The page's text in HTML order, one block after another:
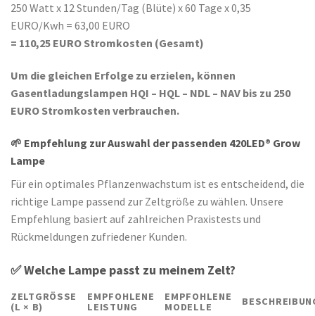
250 Watt x 12 Stunden/Tag (Blüte) x 60 Tage x 0,35
EURO/Kwh = 63,00 EURO
= 110,25 EURO Stromkosten (Gesamt)
Um die gleichen Erfolge zu erzielen, können
Gasentladungslampen HQI – HQL – NDL – NAV bis zu 250
EURO Stromkosten verbrauchen.
🌱 Empfehlung zur Auswahl der passenden 420LED® Grow
Lampe
Für ein optimales Pflanzenwachstum ist es entscheidend, die
richtige Lampe passend zur Zeltgröße zu wählen. Unsere
Empfehlung basiert auf zahlreichen Praxistests und
Rückmeldungen zufriedener Kunden.
✅Welche Lampe passt zu meinem Zelt?
ZELTGRÖSSE (
L × B)
EMPFOHLENE
LEISTUNG
EMPFOHLENE
MODELLE